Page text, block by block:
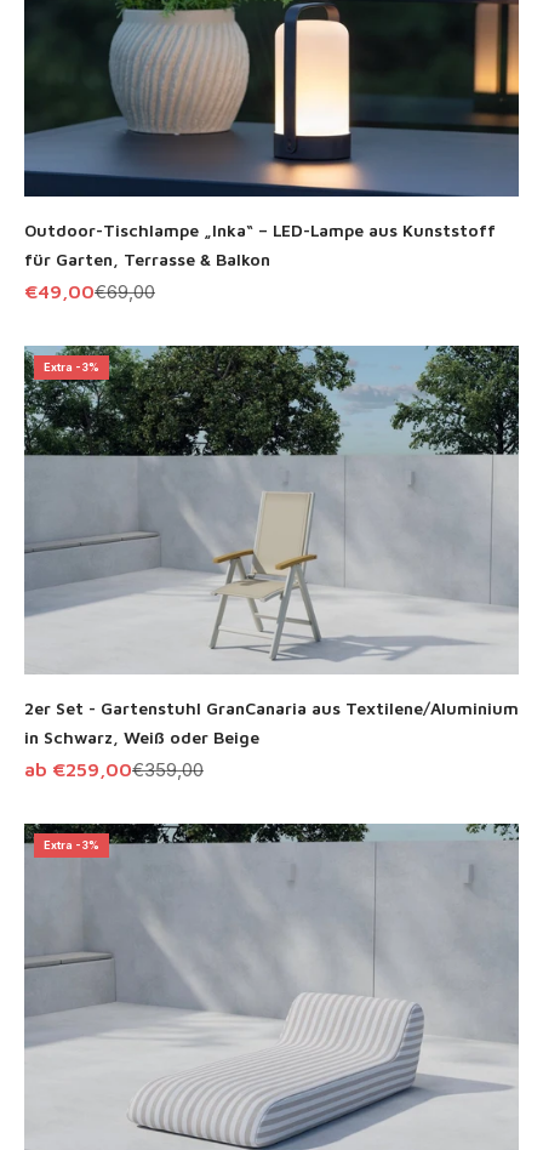
Outdoor-Tischlampe „Inka“ – LED-Lampe aus Kunststoff
für Garten, Terrasse & Balkon
Angebot
€49,00Regulärer Preis
€69,00
Extra -3%
2er Set - Gartenstuhl GranCanaria aus Textilene/Aluminium
in Schwarz, Weiß oder Beige
Angebot
ab €259,00Regulärer Preis
€359,00
Extra -3%